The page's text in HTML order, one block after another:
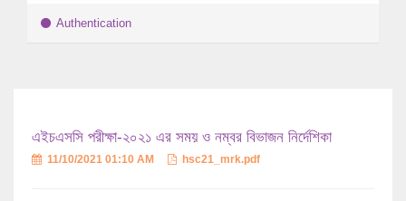
Authentication
এইচএসসি পরীক্ষা-২০২১ এর সময় ও নম্বর বিভাজন নির্দেশিকা
11/10/2021 01:10 AM hsc21_mrk.pdf